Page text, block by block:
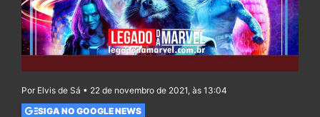
Por Elvis de Sá • 22 de novembro de 2021, às 13:04
SIGA NO GOOGLE NEWS